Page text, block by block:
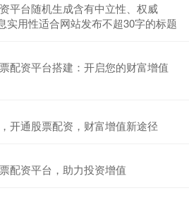
平台随机生成含有中立性、权威
实用性适合网站发布不超30字的标题
配资平台搭建：开启您的财富增值
开通股票配资，财富增值新途径
配资平台，助力投资增值